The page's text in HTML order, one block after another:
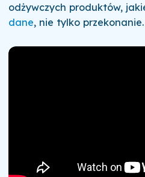
odżywczych produktów,
dane, nie tylko przekonanie.